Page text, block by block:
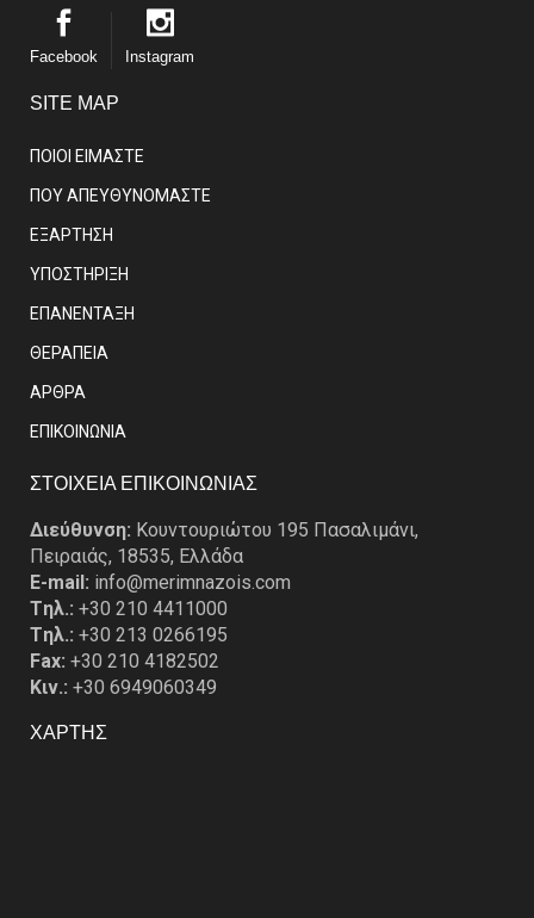
Facebook Instagram
SITE MAP
ΠΟΙΟΙ ΕΙΜΑΣΤE
ΠΟΥ ΑΠΕΥΘΥΝΟΜΑΣΤΕ
ΕΞΑΡΤΗΣΗ
ΥΠΟΣΤΗΡΙΞΗ
ΕΠΑΝΕΝΤΑΞΗ
ΘΕΡΑΠΕΙΑ
ΑΡΘΡΑ
EΠΙΚΟΙΝΩΝΙΑ
ΣΤΟΙΧΕΙΑ ΕΠΙΚΟΙΝΩΝΙΑΣ
Διεύθυνση: Κουντουριώτου 195 Πασαλιμάνι,
Πειραιάς, 18535, Ελλάδα
E-mail: info@merimnazois.com
Tηλ.: +30 210 4411000
Tηλ.: +30 213 0266195
Fax: +30 210 4182502
Κιν.: +30 6949060349
ΧΑΡΤΗΣ